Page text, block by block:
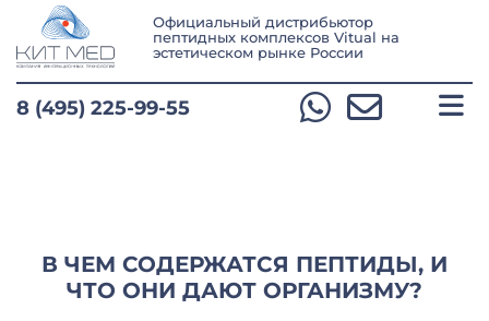
Официальный дистрибьютор
пептидных комплексов Vitual на
эстетическом рынке России
8 (495) 225-99-55
В ЧЕМ СОДЕРЖАТСЯ ПЕПТИДЫ, И
ЧТО ОНИ ДАЮТ ОРГАНИЗМУ?